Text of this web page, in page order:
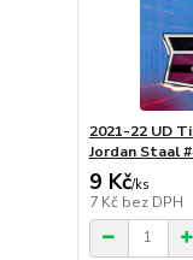
2021-22 UD
Jordan Staal
9 Kč/ks
7 Kč bez DPH